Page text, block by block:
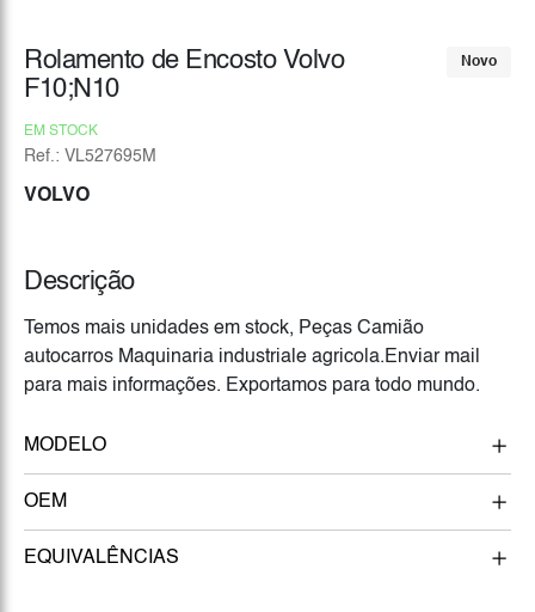
Novo
Rolamento de Encosto Volvo
F10;N10
EM STOCK
Ref.: VL527695M
VOLVO
Descrição
Temos mais unidades em stock, Peças Camião
autocarros Maquinaria industriale agricola.Enviar mail
para mais informações. Exportamos para todo mundo.
MODELO
OEM
EQUIVALÊNCIAS